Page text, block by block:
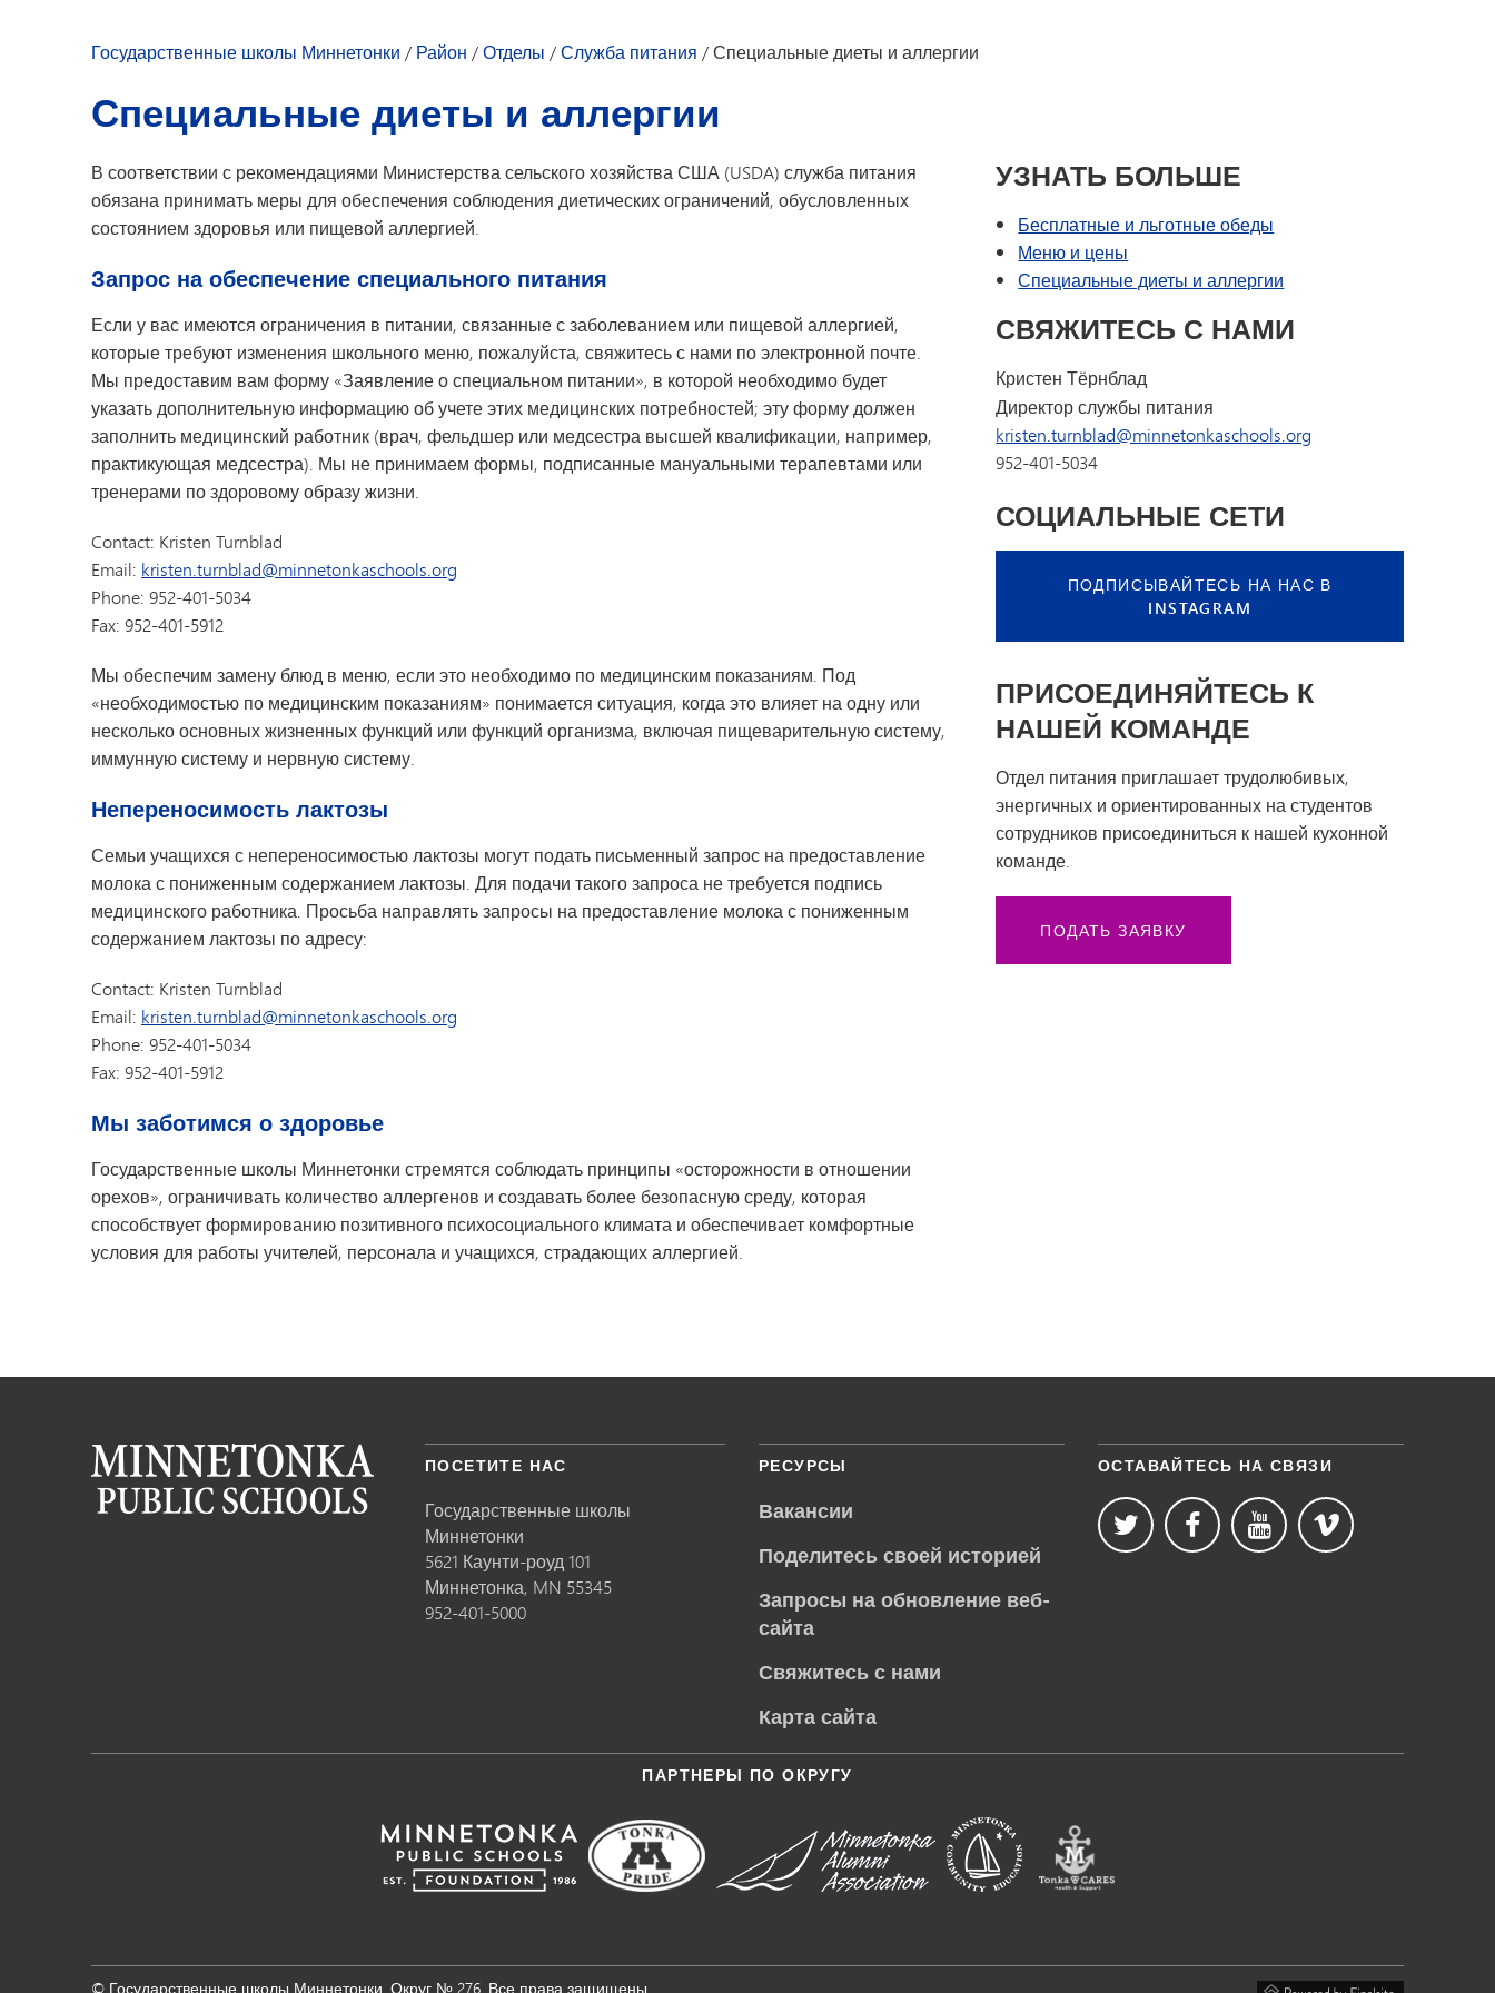
Tonka Online (дополнительная
информация)
VANTAGE
Досуг для молодежи
Тестирование и оценка
Программа перехода SAIL
Руководство по здоровому
Государственные школы Миннетонки / Район /Отделы /Служба питания /Специальные диеты и аллергии
Специальные диеты и аллергии
В соответствии с рекомендациями Министерства сельского хозяйства США (USDA) служба питания
обязана принимать меры для обеспечения соблюдения диетических ограничений, обусловленных
состоянием здоровья или пищевой аллергией.
Запрос на обеспечение специального питания
Если у вас имеются ограничения в питании, связанные с заболеванием или пищевой аллергией,
которые требуют изменения школьного меню, пожалуйста, свяжитесь с нами по электронной почте.
Мы предоставим вам форму «Заявление о специальном питании», в которой необходимо будет
указать дополнительную информацию об учете этих медицинских потребностей; эту форму должен
заполнить медицинский работник (врач, фельдшер или медсестра высшей квалификации, например,
практикующая медсестра). Мы не принимаем формы, подписанные мануальными терапевтами или
тренерами по здоровому образу жизни.
Contact: Kristen Turnblad
Email: kristen.turnblad@minnetonkaschools.org
Phone: 952-401-5034
Fax: 952-401-5912
Мы обеспечим замену блюд в меню, если это необходимо по медицинским показаниям. Под
«необходимостью по медицинским показаниям» понимается ситуация, когда это влияет на одну или
несколько основных жизненных функций или функций организма, включая пищеварительную систему,
иммунную систему и нервную систему.
Непереносимость лактозы
Семьи учащихся с непереносимостью лактозы могут подать письменный запрос на предоставление
молока с пониженным содержанием лактозы. Для подачи такого запроса не требуется подпись
медицинского работника. Просьба направлять запросы на предоставление молока с пониженным
содержанием лактозы по адресу:
Contact: Kristen Turnblad
Email: kristen.turnblad@minnetonkaschools.org
Phone: 952-401-5034
Fax: 952-401-5912
Мы заботимся о здоровье
Государственные школы Миннетонки стремятся соблюдать принципы «осторожности в отношении
орехов», ограничивать количество аллергенов и создавать более безопасную среду, которая
способствует формированию позитивного психосоциального климата и обеспечивает комфортные
условия для работы учителей, персонала и учащихся, страдающих аллергией.
УЗНАТЬ БОЛЬШЕ
Бесплатные и льготные обеды
Меню и цены
Специальные диеты и аллергии
СВЯЖИТЕСЬ С НАМИ
Кристен Тёрнблад
Директор службы питания
kristen.turnblad@minnetonkaschools.org
952-401-5034
СОЦИАЛЬНЫЕ СЕТИ
ПОДПИСЫВАЙТЕСЬ НА НАС В
INSTAGRAM
ПРИСОЕДИНЯЙТЕСЬ К
НАШЕЙ КОМАНДЕ
Отдел питания приглашает трудолюбивых,
энергичных и ориентированных на студентов
сотрудников присоединиться к нашей кухонной
команде.
ПОДАТЬ ЗАЯВКУ
ПОСЕТИТЕ НАС
Государственные школы
Миннетонки
5621 Каунти-роуд 101
Миннетонка, MN 55345
952-401-5000
РЕСУРСЫ
Вакансии
Поделитесь своей историей
Запросы на обновление веб-
сайта
Свяжитесь с нами
Карта сайта
ОСТАВАЙТЕСЬ НА СВЯЗИ
ПАРТНЕРЫ ПО ОКРУГУ
© Государственные школы Миннетонки. Округ № 276. Все права защищены.